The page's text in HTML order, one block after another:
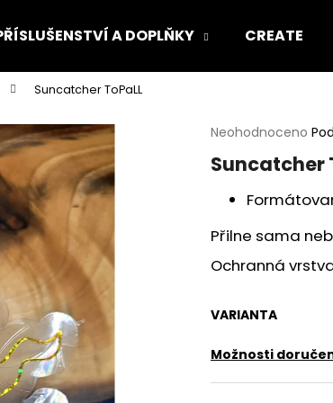
A DOPLŇKY CREATE
Suncatcher ToPaLL
Průměrné
produktu
5
Neohodnoceno
Suncatcher
Přilne sama
Ochranná
VARIANTA
Možnosti
Co potřebujete najít?
HLEDAT
Doporučujeme